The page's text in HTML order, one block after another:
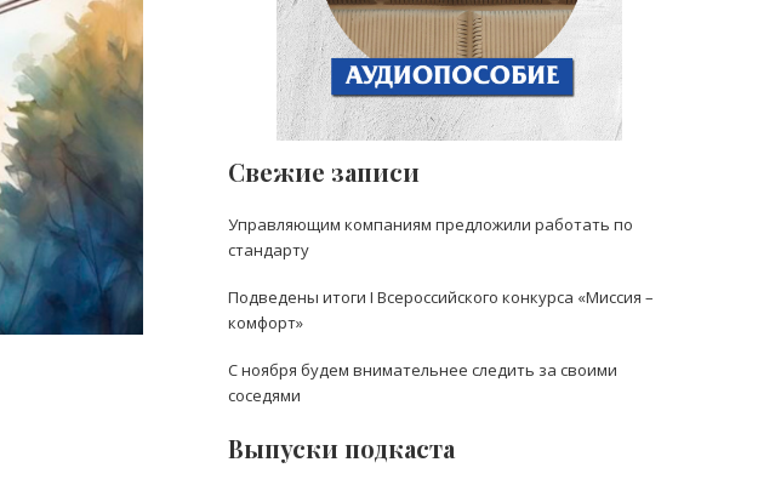
Свежие записи
Управляющим компаниям предложили работать по
стандарту
Подведены итоги I Всероссийского конкурса «Миссия –
комфорт»
С ноября будем внимательнее следить за своими
соседями
Выпуски подкаста